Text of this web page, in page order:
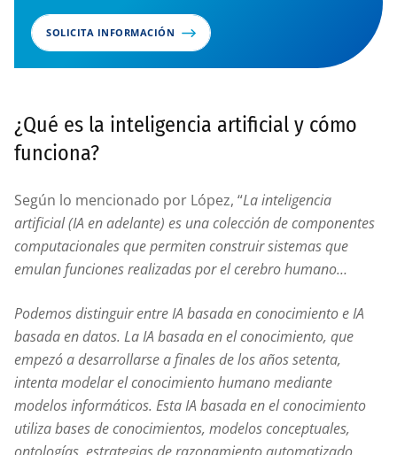
SOLICITA INFORMACIÓN
¿Qué es la inteligencia artificial y cómo
funciona?
Según lo mencionado por López, “La inteligencia
artificial (IA en adelante) es una colección de componentes
computacionales que permiten construir sistemas que
emulan funciones realizadas por el cerebro humano…
Podemos distinguir entre IA basada en conocimiento e IA
basada en datos. La IA basada en el conocimiento, que
empezó a desarrollarse a finales de los años setenta,
intenta modelar el conocimiento humano mediante
modelos informáticos. Esta IA basada en el conocimiento
utiliza bases de conocimientos, modelos conceptuales,